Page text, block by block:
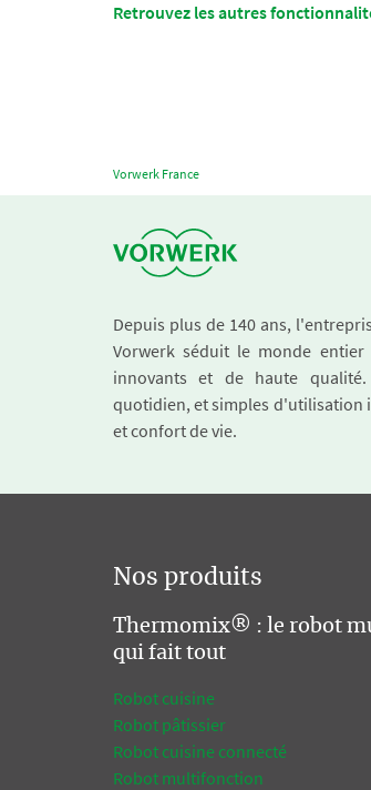
Retrouvez les autres
Vorwerk France
Depuis plus de 140 ans,
Vorwerk séduit le monde
innovants et de haute
quotidien, et simples d'utilisation
et confort de vie.
Nos produits
Thermomix® : le robot
qui fait tout
Robot cuisine
Robot pâtissier
Robot cuisine connecté
Robot multifonction